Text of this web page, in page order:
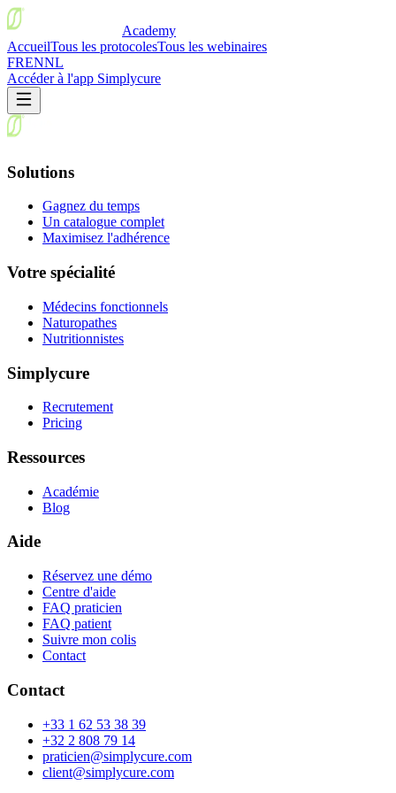
Academy
AccueilTous les protocolesTous les webinaires
FRENNL
Accéder à l'app Simplycure
Solutions
Gagnez du temps
Un catalogue complet
Maximisez l'adhérence
Votre spécialité
Médecins fonctionnels
Naturopathes
Nutritionnistes
Simplycure
Recrutement
Pricing
Ressources
Académie
Blog
Aide
Réservez une démo
Centre d'aide
FAQ praticien
FAQ patient
Suivre mon colis
Contact
Contact
+33 1 62 53 38 39
+32 2 808 79 14
praticien@simplycure.com
client@simplycure.com